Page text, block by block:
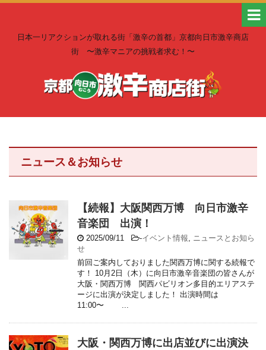
日本一リアクションが取れる街「激辛の首都」京都向日市激辛商店
街 〜激辛マニアの挑戦者求む！〜
ニュース＆お知らせ
【続報】大阪関西万博 向日市激辛
音楽団 出演！
2025/09/11 -イベント情報, ニュースとお知ら
せ
前回ご案内しておりました関西万博に関する続報で
す！ 10月2日（木）に向日市激辛音楽団の皆さんが
大阪・関西万博 関西パビリオン多目的エリアステ
ージに出演が決定しました！ 出演時間は
11:00〜 ...
大阪・関西万博に出店並びに出演決